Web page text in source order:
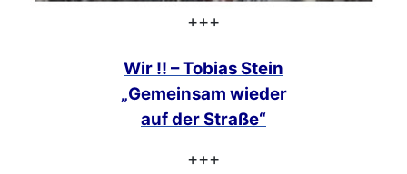
+++
Wir !! – Tobias Stein
„Gemeinsam wieder
auf der Straße“
+++